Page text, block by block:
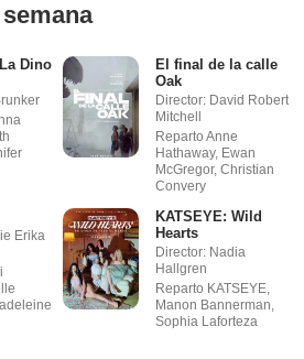
Dino
El final de la calle
Oak
Director: David Robert
Mitchell
Reparto Anne
Hathaway, Ewan
McGregor, Christian
Convery
Erika
KATSEYE: Wild
Hearts
Director: Nadia
Hallgren
Reparto KATSEYE,
Manon Bannerman,
Sophia Laforteza